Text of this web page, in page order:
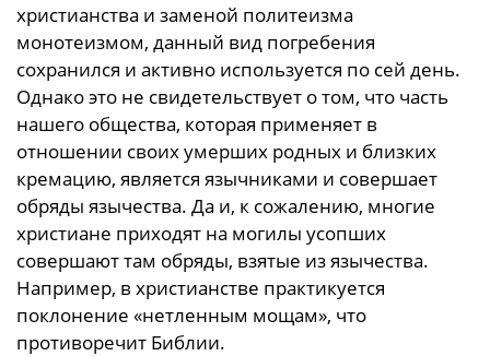
христианства и заменой политеизма
монотеизмом, данный вид погребения
сохранился и активно используется по сей день.
Однако это не свидетельствует о том, что часть
нашего общества, которая применяет в
отношении своих умерших родных и близких
кремацию, является язычниками и совершает
обряды язычества. Да и, к сожалению, многие
христиане приходят на могилы усопших
совершают там обряды, взятые из язычества.
Например, в христианстве практикуется
поклонение «нетленным мощам», что
противоречит Библии.